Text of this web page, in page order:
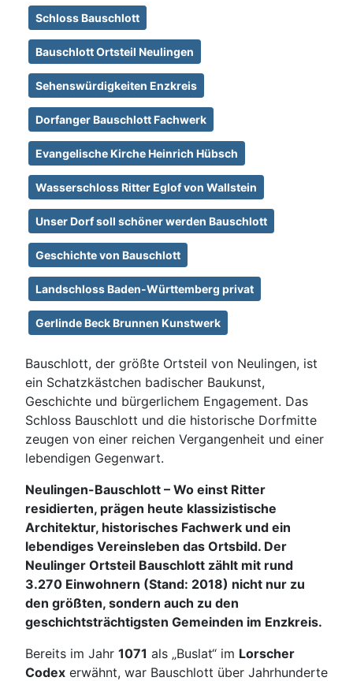
Schloss Bauschlott
Bauschlott Ortsteil Neulingen
Sehenswürdigkeiten Enzkreis
Dorfanger Bauschlott Fachwerk
Evangelische Kirche Heinrich Hübsch
Wasserschloss Ritter Eglof von Wallstein
Unser Dorf soll schöner werden Bauschlott
Geschichte von Bauschlott
Landschloss Baden-Württemberg privat
Gerlinde Beck Brunnen Kunstwerk
Bauschlott, der größte Ortsteil von Neulingen, ist
ein Schatzkästchen badischer Baukunst,
Geschichte und bürgerlichem Engagement. Das
Schloss Bauschlott und die historische Dorfmitte
zeugen von einer reichen Vergangenheit und einer
lebendigen Gegenwart.
Neulingen-Bauschlott – Wo einst Ritter
residierten, prägen heute klassizistische
Architektur, historisches Fachwerk und ein
lebendiges Vereinsleben das Ortsbild. Der
Neulinger Ortsteil Bauschlott zählt mit rund
3.270 Einwohnern (Stand: 2018) nicht nur zu
den größten, sondern auch zu den
geschichtsträchtigsten Gemeinden im Enzkreis.
Bereits im Jahr 1071 als „Buslat“ im Lorscher
Codex erwähnt, war Bauschlott über Jahrhunderte